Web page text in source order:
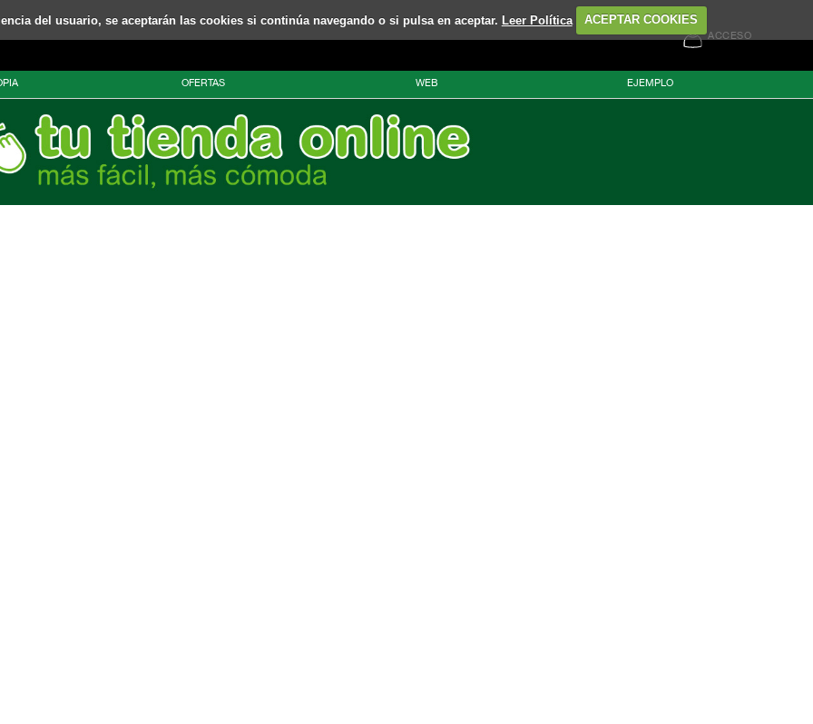
del usuario, se aceptarán las cookies si continúa navegando o si pulsa en aceptar. Leer Política ACEPTAR COOKIES
ACCESO
OFERTAS WEB EJEMPLO